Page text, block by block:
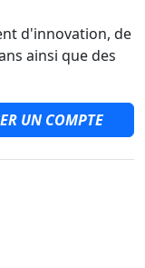
d'innovation, de
ainsi que des
UN COMPTE